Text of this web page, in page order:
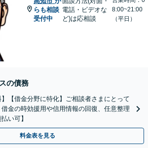
らも相談
受付中
電話・ビデオな
ど)は応相談
8:00~21:00
（平日）
の債務
】【借金分野に特化】ご相談者さまにとって
金の時効援用や信用情報の回復、任意整理
い可】
料金表を見る